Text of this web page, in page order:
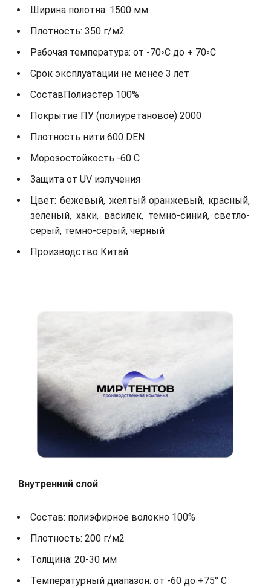
Ширина полотна: 1500 мм
Плотность: 350 г/м2
Рабочая температура: от -70◦С до + 70◦С
Срок эксплуатации не менее 3 лет
СоставПолиэстер 100%
Покрытие ПУ (полиуретановое) 2000
Плотность нити 600 DEN
Морозостойкость -60 С
Защита от UV излучения
Цвет: бежевый, желтый оранжевый, красный,
зеленый, хаки, василек, темно-синий, светло-
серый, темно-серый, черный
Производство Китай
Внутренний слой
Состав: полиэфирное волокно 100%
Плотность: 200 г/м2
Толщина: 20-30 мм
Температурный диапазон: от -60 до +75° С